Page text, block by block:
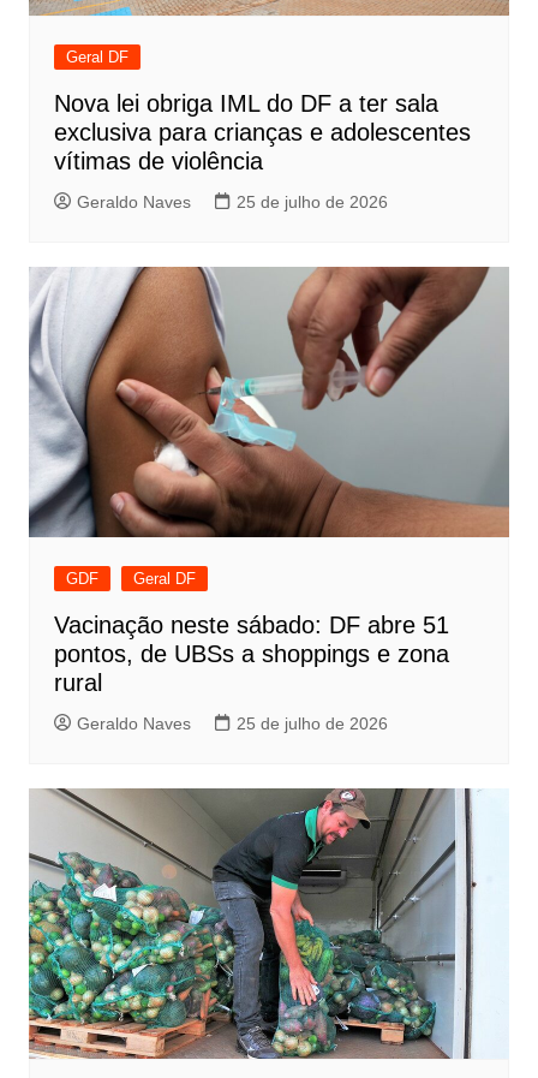
Geral DF
Nova lei obriga IML do DF a ter sala
exclusiva para crianças e adolescentes
vítimas de violência
Geraldo Naves 25 de julho de 2026
GDF Geral DF
Vacinação neste sábado: DF abre 51
pontos, de UBSs a shoppings e zona
rural
Geraldo Naves 25 de julho de 2026